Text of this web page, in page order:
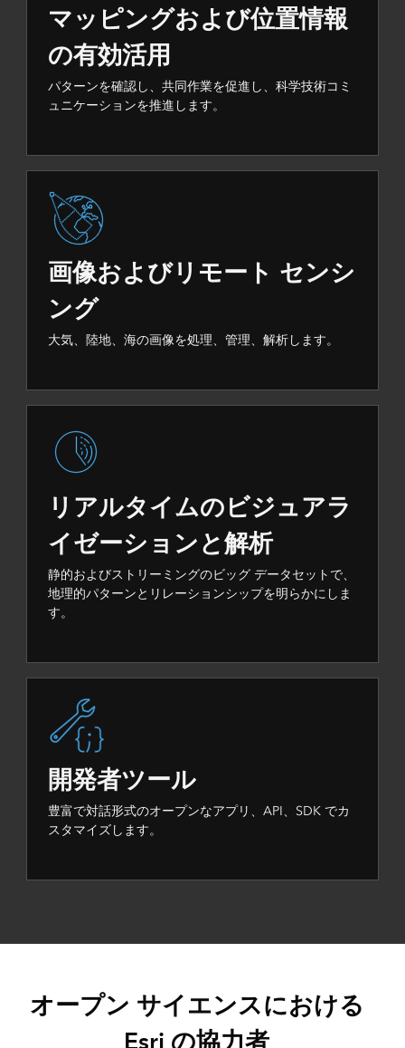
マッピングおよび位置情報
の有効活用
パターンを確認し、共同作業を促進し、科学技術コミ
ュニケーションを推進します。
画像およびリモート センシ
ング
大気、陸地、海の画像を処理、管理、解析します。
リアルタイムのビジュアラ
イゼーションと解析
静的およびストリーミングのビッグ データセットで、
地理的パターンとリレーションシップを明らかにしま
す。
開発者ツール
豊富で対話形式のオープンなアプリ、API、SDK でカ
スタマイズします。
オープン サイエンスにおける
Esri の協力者